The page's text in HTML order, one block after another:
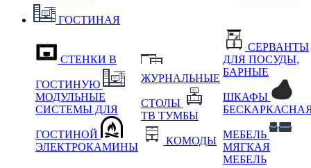
ГОСТИНАЯ
СТЕНКИ В
ГОСТИНУЮ
МОДУЛЬНЫЕ
СИСТЕМЫ ДЛЯ
ГОСТИНОЙ
ЭЛЕКТРОКАМИНЫ
ЖУРНАЛЬНЫЕ
СТОЛЫ
ТВ ТУМБЫ
КОМОДЫ
СЕРВАНТЫ
ДЛЯ ПОСУДЫ,
БАРНЫЕ
ШКАФЫ
МЕБЕЛЬ
МЯГКАЯ
МЕБЕЛЬ